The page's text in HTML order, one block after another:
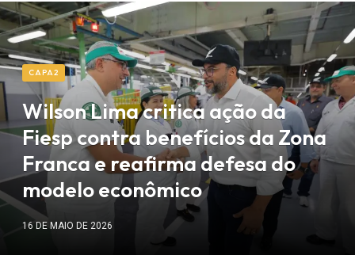
CAPA2
Wilson Lima critica ação da
Fiesp contra benefícios da Zona
Franca e reafirma defesa do
modelo econômico
16 DE MAIO DE 2026